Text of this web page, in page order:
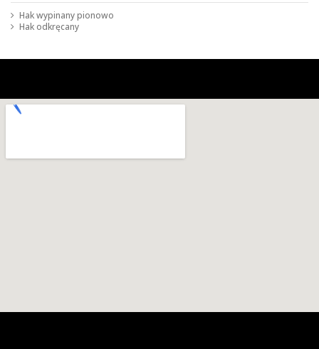
Hak wypinany pionowo
Hak odkręcany